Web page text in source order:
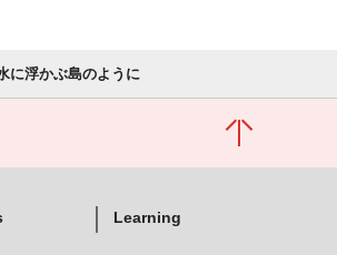
に浮かぶ島のように
Learning